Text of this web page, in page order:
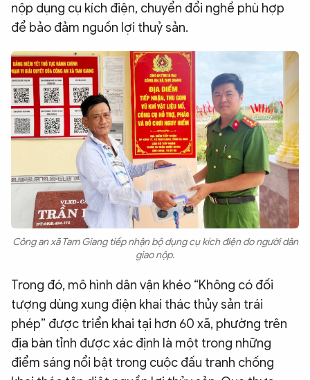
VĂN HÓA - THỂ THAO
BẠN ĐỌC & CAND
ĐA PHƯƠNG TIỆN
eMagazine
Podcast
Ảnh
Infographic
Chuyên trangAn ninh thế giớiVăn nghệ Công an
Chuyên đề
nộp dụng cụ kích điện, chuyển đổi nghề phù hợp
để bảo đảm nguồn lợi thuỷ sản.
Công an xã Tam Giang tiếp nhận bộ dụng cụ kích điện do người dân
giao nộp.
Trong đó, mô hình dân vận khéo “Không có đối
tượng dùng xung điện khai thác thủy sản trái
phép” được triển khai tại hơn 60 xã, phường trên
địa bàn tỉnh được xác định là một trong những
điểm sáng nổi bật trong cuộc đấu tranh chống